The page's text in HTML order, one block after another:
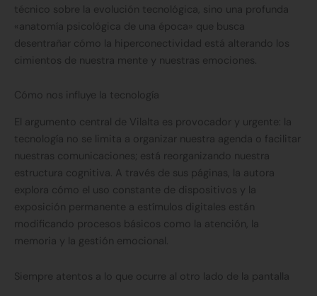
técnico sobre la evolución tecnológica, sino una profunda
«anatomía psicológica de una época» que busca
desentrañar cómo la hiperconectividad está alterando los
cimientos de nuestra mente y nuestras emociones.
Cómo nos influye la tecnología
El argumento central de Vilalta es provocador y urgente: la
tecnología no se limita a organizar nuestra agenda o facilitar
nuestras comunicaciones; está reorganizando nuestra
estructura cognitiva. A través de sus páginas, la autora
explora cómo el uso constante de dispositivos y la
exposición permanente a estímulos digitales están
modificando procesos básicos como la atención, la
memoria y la gestión emocional.
Siempre atentos a lo que ocurre al otro lado de la pantalla